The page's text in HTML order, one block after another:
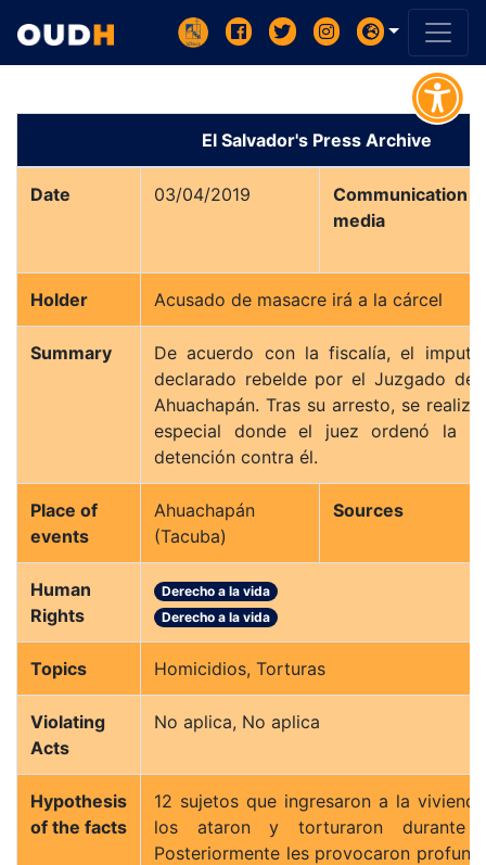
El Salvador's Press Archive
Date 03/04/2019
Communication
media
Holder Acusado de masacre irá a la cárcel
Summary
De acuerdo con la fiscalía, el
declarado rebelde por el Juzgado de
Ahuachapán. Tras su arresto, se
especial donde el juez ordenó la
detención contra él.
Place of
events
Ahuachapán
(Tacuba)
Sources
Human
Rights
Derecho a la vida
Derecho a la vida
Topics Homicidios, Torturas
Violating
Acts
No aplica, No aplica
Hypothesis
of the facts
12 sujetos que ingresaron a la
los ataron y torturaron durante
Posteriormente les provocaron